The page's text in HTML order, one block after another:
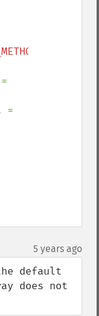
=
=
5 years ago
default
does not